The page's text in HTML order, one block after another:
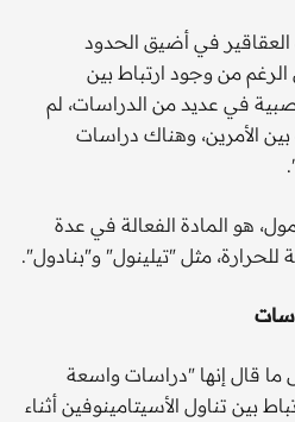
في أضيق الحدود
الرغم من وجود ارتباط بين
في عديد من الدراسات، لم
الأمرين، وهناك دراسات
هو المادة الفعالة في عدة
مثل "تيلينول" و"بنادول".
ما قال إنها "دراسات واسعة
بين تناول الأسيتامينوفين أثناء